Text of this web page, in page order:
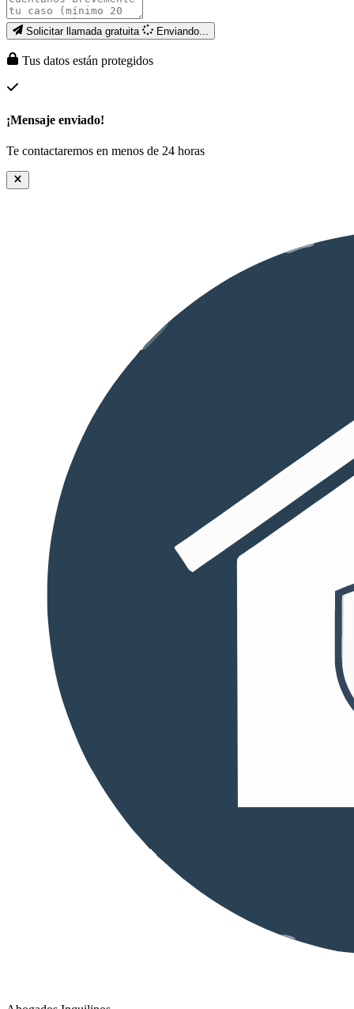
Solicitar llamada gratuita Enviando...
Tus datos están protegidos
¡Mensaje enviado!
Te contactaremos en menos de 24 horas